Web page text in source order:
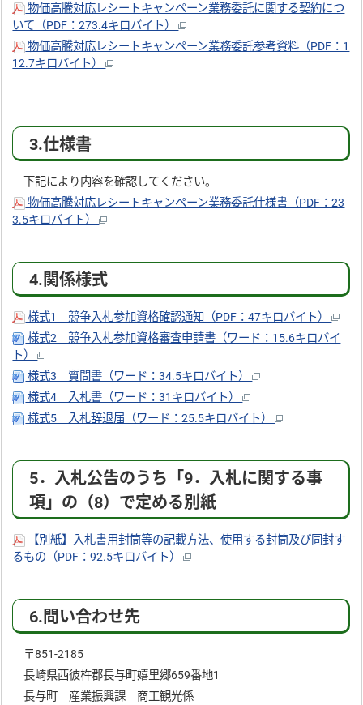
物価高騰対応レシートキャンペーン業務委託に関する契約につ
いて（PDF：273.4キロバイト）
物価高騰対応レシートキャンペーン業務委託参考資料（PDF：1
12.7キロバイト）
3.仕様書
下記により内容を確認してください。
物価高騰対応レシートキャンペーン業務委託仕様書（PDF：23
3.5キロバイト）
4.関係様式
様式1 競争入札参加資格確認通知（PDF：47キロバイト）
様式2 競争入札参加資格審査申請書（ワード：15.6キロバイ
ト）
様式3 質問書（ワード：34.5キロバイト）
様式4 入札書（ワード：31キロバイト）
様式5 入札辞退届（ワード：25.5キロバイト）
5．入札公告のうち「9．入札に関する事
項」の（8）で定める別紙
【別紙】入札書用封筒等の記載方法、使用する封筒及び同封す
るもの（PDF：92.5キロバイト）
6.問い合わせ先
〒851-2185
長崎県西彼杵郡長与町嬉里郷659番地1
長与町 産業振興課 商工観光係